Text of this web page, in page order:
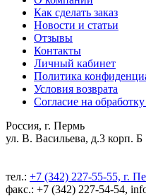
Как сделать заказ
Новости и статьи
Отзывы
Контакты
Личный кабинет
Политика
Условия возврата
Согласие на
Россия, г. Пермь
ул. В. Васильева, д.3 корп. Б
тел.: +7 (342) 227-55-55, г.
факс.: +7 (342) 227-54-54,